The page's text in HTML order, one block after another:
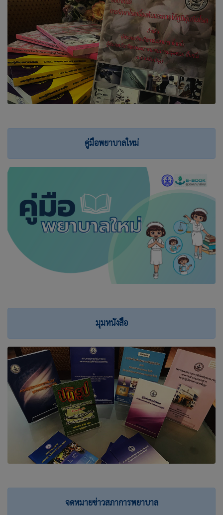
คู่มือพยาบาลใหม่
มุมหนังสือ
จดหมายข่าวสภาการพยาบาล